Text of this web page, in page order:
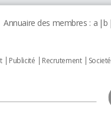
Annuaire des membres : a b
Publicité Recrutement Societé